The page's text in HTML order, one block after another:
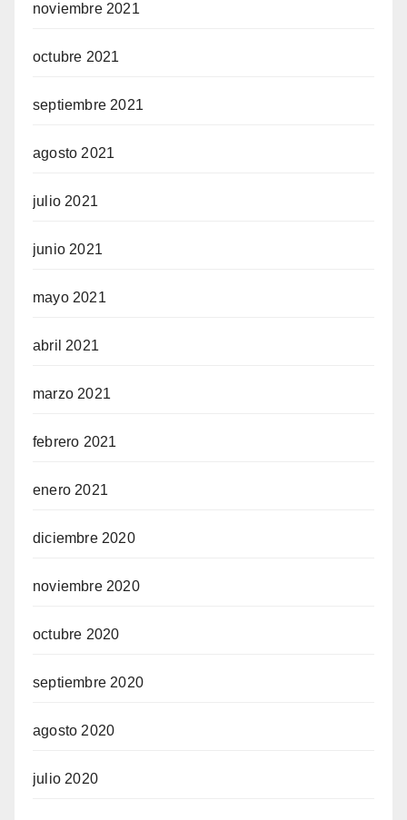
noviembre 2021
octubre 2021
septiembre 2021
agosto 2021
julio 2021
junio 2021
mayo 2021
abril 2021
marzo 2021
febrero 2021
enero 2021
diciembre 2020
noviembre 2020
octubre 2020
septiembre 2020
agosto 2020
julio 2020